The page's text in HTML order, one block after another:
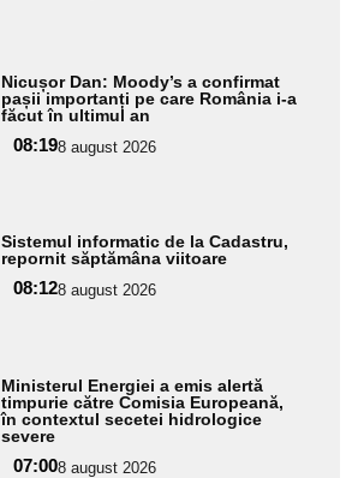
Nicușor Dan: Moody’s a confirmat
pașii importanți pe care România i-a
făcut în ultimul an
08:198 august 2026
Sistemul informatic de la Cadastru,
repornit săptămâna viitoare
08:128 august 2026
Ministerul Energiei a emis alertă
timpurie către Comisia Europeană,
în contextul secetei hidrologice
severe
07:008 august 2026